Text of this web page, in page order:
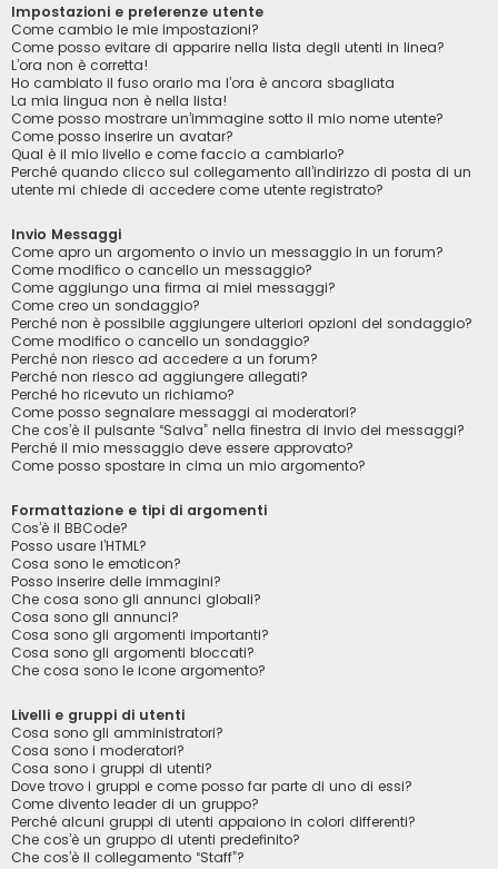
Impostazioni e preferenze utente
Come cambio le mie impostazioni?
Come posso evitare di apparire nella lista degli utenti in linea?
L’ora non è corretta!
Ho cambiato il fuso orario ma l’ora è ancora sbagliata
La mia lingua non è nella lista!
Come posso mostrare un’immagine sotto il mio nome utente?
Come posso inserire un avatar?
Qual è il mio livello e come faccio a cambiarlo?
Perché quando clicco sul collegamento all’indirizzo di posta di un
utente mi chiede di accedere come utente registrato?
Invio Messaggi
Come apro un argomento o invio un messaggio in un forum?
Come modifico o cancello un messaggio?
Come aggiungo una firma ai miei messaggi?
Come creo un sondaggio?
Perché non è possibile aggiungere ulteriori opzioni del sondaggio?
Come modifico o cancello un sondaggio?
Perché non riesco ad accedere a un forum?
Perché non riesco ad aggiungere allegati?
Perché ho ricevuto un richiamo?
Come posso segnalare messaggi ai moderatori?
Che cos’è il pulsante “Salva” nella finestra di invio dei messaggi?
Perché il mio messaggio deve essere approvato?
Come posso spostare in cima un mio argomento?
Formattazione e tipi di argomenti
Cos’è il BBCode?
Posso usare l’HTML?
Cosa sono le emoticon?
Posso inserire delle immagini?
Che cosa sono gli annunci globali?
Cosa sono gli annunci?
Cosa sono gli argomenti importanti?
Cosa sono gli argomenti bloccati?
Che cosa sono le icone argomento?
Livelli e gruppi di utenti
Cosa sono gli amministratori?
Cosa sono i moderatori?
Cosa sono i gruppi di utenti?
Dove trovo i gruppi e come posso far parte di uno di essi?
Come divento leader di un gruppo?
Perché alcuni gruppi di utenti appaiono in colori differenti?
Che cos’è un gruppo di utenti predefinito?
Che cos’è il collegamento “Staff”?